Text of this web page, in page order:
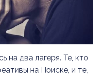
на два лагеря. Те, кто
на Поиске, и те,